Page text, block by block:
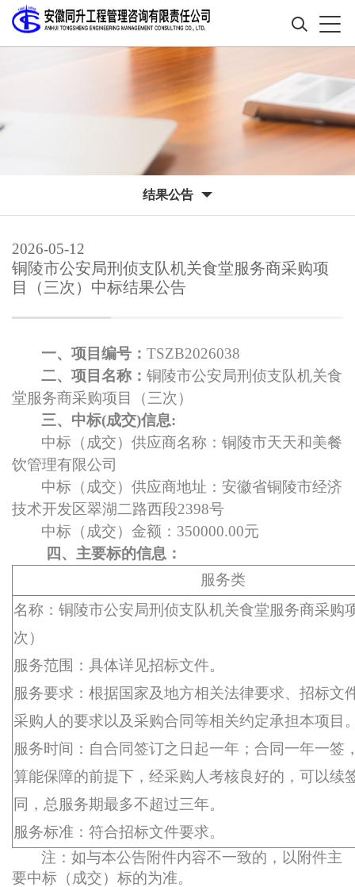
结果公告
2026-05-12
铜陵市公安局刑侦支队机关食堂服务商采购项
目（三次）中标结果公告
一、项目编号： TSZB2026038
二、项目名称： 铜陵市公安局刑侦支队机关食
堂服务商采购项目（三次）
三、中标(成交)信息:
中标（成交）供应商名称：铜陵市天天和美餐
饮管理有限公司
中标（成交）供应商地址：安徽省铜陵市经济
技术开发区翠湖二路西段2398号
中标（成交）金额：350000.00元
四、 主要标的信息：
服务类
名称：铜陵市公安局刑侦支队机关食堂服务商采购
次）
服务范围：具体详见招标文件。
服务要求：根据国家及地方相关法律要求、招标文
采购人的要求以及采购合同等相关约定承担本项目
服务时间：自合同签订之日起一年；合同一年一签
算能保障的前提下，经采购人考核良好的，可以续
同，总服务期最多不超过三年。
服务标准：符合招标文件要求。
注：如与本公告附件内容不一致的，以附件主
要中标（成交）标的为准。